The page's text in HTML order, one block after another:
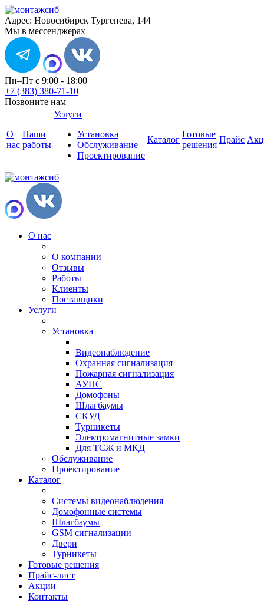
Адрес: Новосибирск Тургенева, 144
Мы в мессенджерах
Пн–Пт с 9:00 - 18:00
+7 (383) 380-71-10
Позвоните нам
О
нас
Наши
работы
Услуги
Установка
Обслуживание
Проектирование
Каталог
Готовые
решения
Прайс
О нас
О компании
Отзывы
Работы
Клиенты
Поставщики
Услуги
Установка
Видеонаблюдение
Охранная сигнализация
Пожарная сигнализация
АУПС
Домофоны
Шлагбаумы
СКУД
Турникеты
Электромагнитные замки
Для ТСЖ и МКД
Обслуживание
Проектирование
Каталог
Системы видеонаблюдения
Домофонные системы
Шлагбаумы
GSM сигнализации
Двери
Турникеты
Готовые решения
Прайс-лист
Акции
Контакты